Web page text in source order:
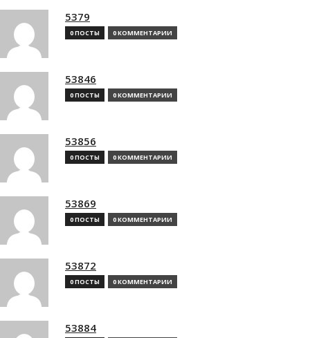
5379
0 ПОСТЫ 0 КОММЕНТАРИИ
53846
0 ПОСТЫ 0 КОММЕНТАРИИ
53856
0 ПОСТЫ 0 КОММЕНТАРИИ
53869
0 ПОСТЫ 0 КОММЕНТАРИИ
53872
0 ПОСТЫ 0 КОММЕНТАРИИ
53884